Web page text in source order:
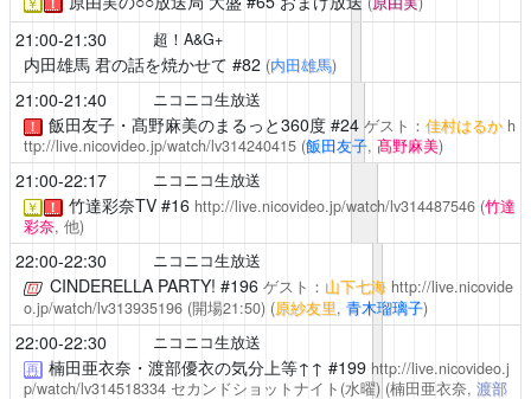
21:00-21:30 超！A&G+
内田雄馬 君の話を焼かせて #82 (内田雄馬)
21:00-21:40 ニコニコ生放送
！ 飯田友子・髙野麻美のまるっと360度#24 ゲスト： 佳村はるか h
ttp://live.nicovideo.jp/watch/lv314240415 (飯田友子, 髙野麻美)
21:00-22:17 ニコニコ生放送
￥ ！ 竹達彩奈TV#16 http://live.nicovideo.jp/watch/lv314487546 (竹達
彩奈, 他)
22:00-22:30 ニコニコ生放送
CINDERELLA PARTY! #196 ゲスト： 山下七海 http://live.nicovide
o.jp/watch/lv313935196(開場21:50) (原紗友里, 青木瑠璃子)
22:00-22:30 ニコニコ生放送
再 楠田亜衣奈・渡部優衣の気分上等↑↑ #199 http://live.nicovideo.j
p/watch/lv314518334セカンドショットナイト(水曜) (楠田亜衣奈, 渡部